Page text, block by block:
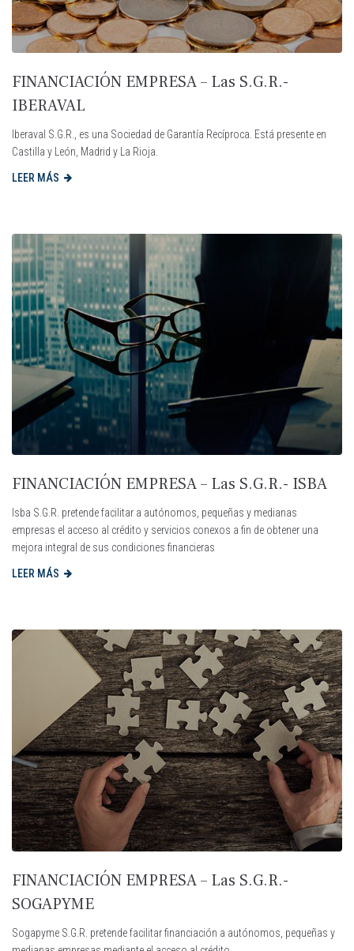
FINANCIACIÓN EMPRESA – Las S.G.R.-
IBERAVAL
Iberaval S.G.R., es una Sociedad de Garantía Recíproca. Está presente en
Castilla y León, Madrid y La Rioja.
LEER MÁS
FINANCIACIÓN EMPRESA – Las S.G.R.- ISBA
Isba S.G.R. pretende facilitar a autónomos, pequeñas y medianas
empresas el acceso al crédito y servicios conexos a fin de obtener una
mejora integral de sus condiciones financieras
LEER MÁS
FINANCIACIÓN EMPRESA – Las S.G.R.-
SOGAPYME
Sogapyme S.G.R. pretende facilitar financiación a autónomos, pequeñas y